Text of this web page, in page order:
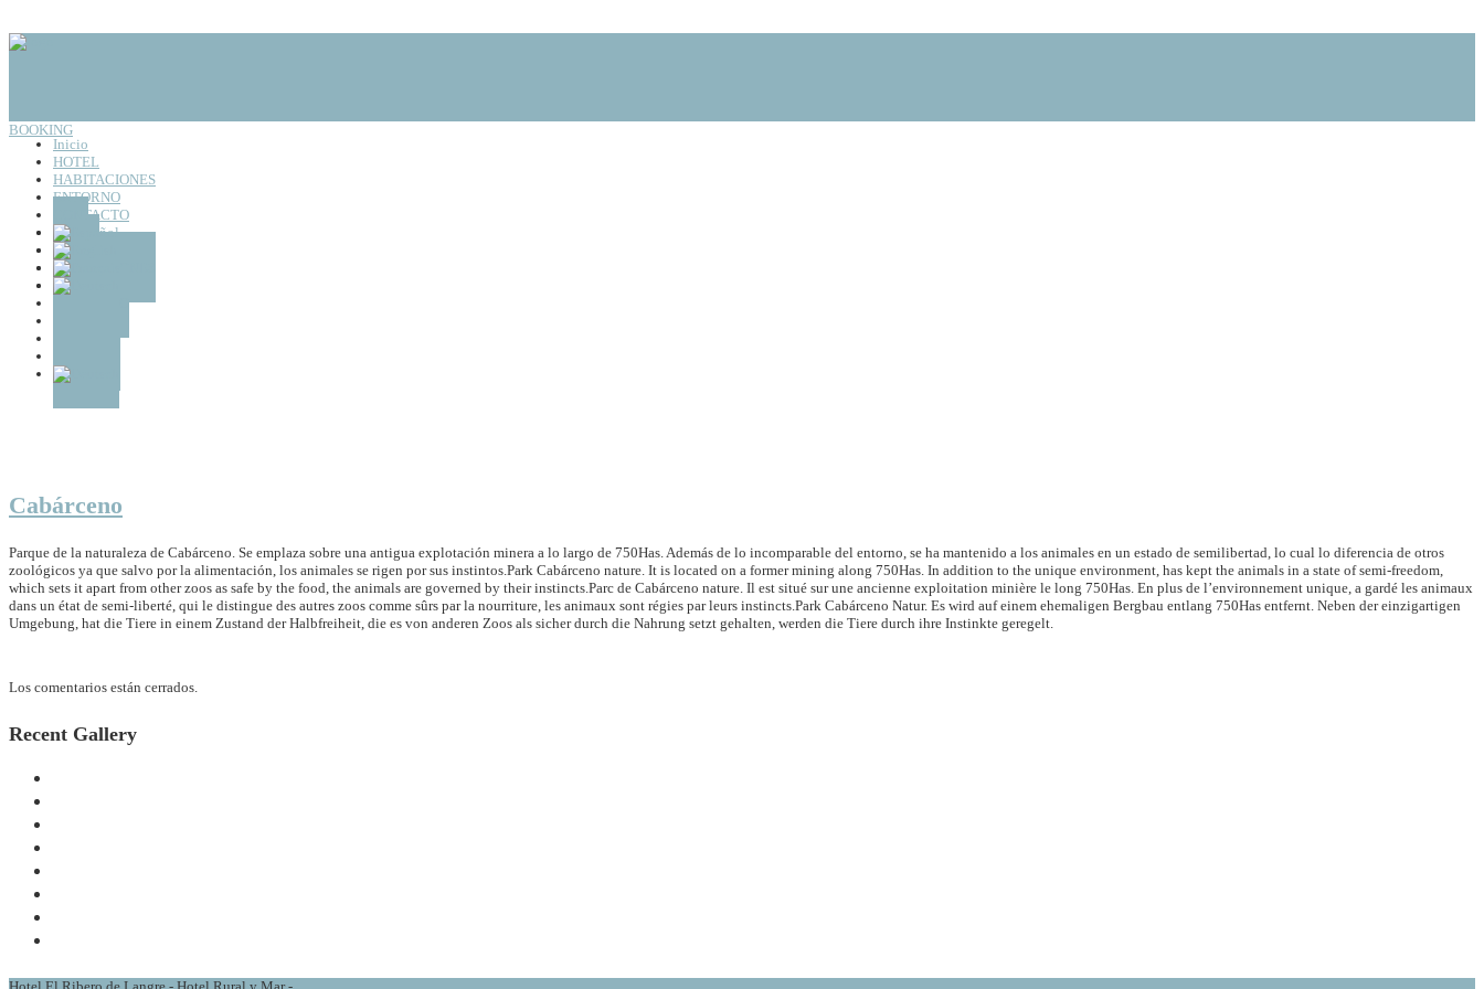
BOOKING
Inicio
HOTEL
HABITACIONES
ENTORNO
Inicio
HOTEL
HABITACIONES
ENTORNO
CONTACTO
Cabárceno
Parque de la naturaleza de Cabárceno. Se emplaza sobre una antigua explotación minera a lo largo de 750Has. Además de lo incomparable del entorno, se ha mantenido a los animales en un estado de semilibertad, lo cual lo diferencia de otros
zoológicos ya que salvo por la alimentación, los animales se rigen por sus instintos.Park Cabárceno nature. It is located on a former mining along 750Has. In addition to the unique environment, has kept the animals in a state of semi-freedom,
which sets it apart from other zoos as safe by the food, the animals are governed by their instincts.Parc de Cabárceno nature. Il est situé sur une ancienne exploitation minière le long 750Has. En plus de l’environnement unique, a gardé les animaux
dans un état de semi-liberté, qui le distingue des autres zoos comme sûrs par la nourriture, les animaux sont régies par leurs instincts.Park Cabárceno Natur. Es wird auf einem ehemaligen Bergbau entlang 750Has entfernt. Neben der einzigartigen
Umgebung, hat die Tiere in einem Zustand der Halbfreiheit, die es von anderen Zoos als sicher durch die Nahrung setzt gehalten, werden die Tiere durch ihre Instinkte geregelt.
Los comentarios están cerrados.
Recent Gallery